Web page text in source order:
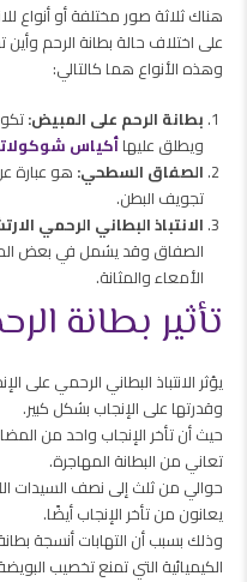
هناك ثلاثة صور مختلفة أو أنواع
على اختلاف حالة بطانة الرحم
وهذه الأنواع هما كالتالي:
بطانة الرحم على المبيض:
ويطلق عليهاأكياس
الصفاق السطحي: هو عبارة
تجويف البطن.
الانتباذ البطاني الرحمي
الصفاق وقد يشمل في بعض
الأمعاء والمثانة.
تأثير بطانة
يؤثر الانتباذ البطاني الرحمي على
وقدرتها على الإنجاب بشكل كبير.
حيث أن تأخر الإنجاب واحد من
تعاني من البطانة المهاجرة.
حوالي من ثلث إلى نصف السيدات
يعانون من تأخر الإنجاب أيضًا.
وذلك بسبب أن التهابات أنسجة
الكيميائية التي تمنع تخصيب